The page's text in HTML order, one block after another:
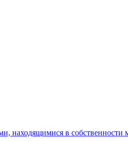
находящимися в